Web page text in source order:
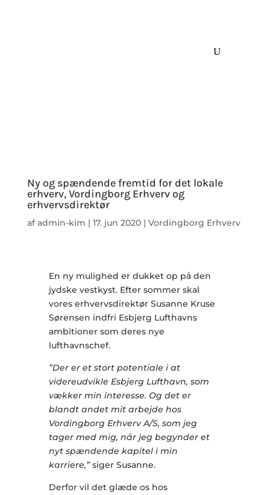
Ny og spændende fremtid for det lokale
erhverv, Vordingborg Erhverv og
erhvervsdirektør
afadmin-kim | 17. jun 2020| Vordingborg Erhverv
En ny mulighed er dukket op på den
jydske vestkyst. Efter sommer skal
vores erhvervsdirektør Susanne Kruse
Sørensen indfri Esbjerg Lufthavns
ambitioner som deres nye
lufthavnschef.
”Der er et stort potentiale i at
videreudvikle Esbjerg Lufthavn, som
vækker min interesse. Og det er
blandt andet mit arbejde hos
Vordingborg Erhverv A/S, som jeg
tager med mig, når jeg begynder et
nyt spændende kapitel i min
karriere,”siger Susanne.
Derfor vil det glæde os hos